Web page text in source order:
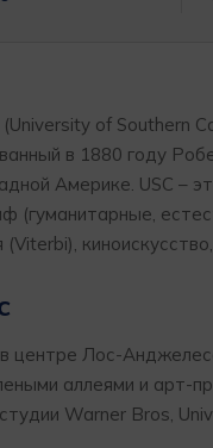
of Southern
в 1880 году
Америке. USC –
(гуманитарные,
центре Лос-
аллеями и арт-
Warner Bros,